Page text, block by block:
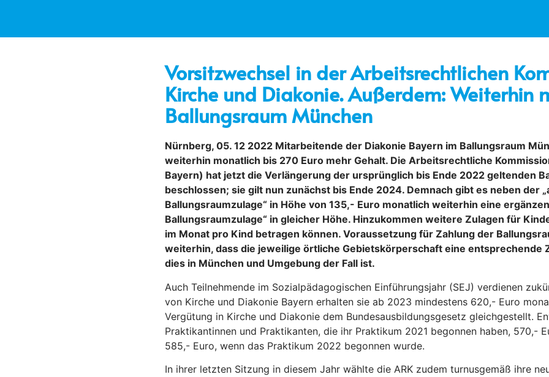
Vorsitzwechsel in der Arbeitsrechtlichen
Kirche und Diakonie. Außerdem: Weiterhin
Ballungsraum München
Nürnberg, 05. 12 2022 Mitarbeitende der Diakonie Bayern im Ballungsraum
weiterhin monatlich bis 270 Euro mehr Gehalt. Die Arbeitsrechtliche
Bayern) hat jetzt die Verlängerung der ursprünglich bis Ende 2022 geltenden
beschlossen; sie gilt nun zunächst bis Ende 2024. Demnach gibt es neben der
Ballungsraumzulage“ in Höhe von 135,- Euro monatlich weiterhin eine
Ballungsraumzulage“ in gleicher Höhe. Hinzukommen weitere Zulagen für
im Monat pro Kind betragen können. Voraussetzung für Zahlung der
weiterhin, dass die jeweilige örtliche Gebietskörperschaft eine entsprechende
dies in München und Umgebung der Fall ist.
Auch Teilnehmende im Sozialpädagogischen Einführungsjahr (SEJ) verdienen
von Kirche und Diakonie Bayern erhalten sie ab 2023 mindestens 620,- Euro
Vergütung in Kirche und Diakonie dem Bundesausbildungsgesetz gleichgestellt.
Praktikantinnen und Praktikanten, die ihr Praktikum 2021 begonnen haben, 570,-
585,- Euro, wenn das Praktikum 2022 begonnen wurde.
In ihrer letzten Sitzung in diesem Jahr wählte die ARK zudem turnusgemäß ihre